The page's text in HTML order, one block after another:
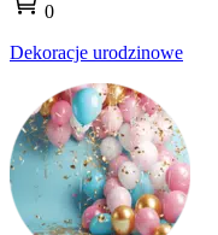
0
Dekoracje urodzinowe